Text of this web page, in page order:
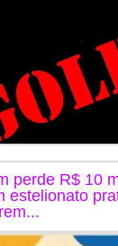
perde R$ 10
estelionato